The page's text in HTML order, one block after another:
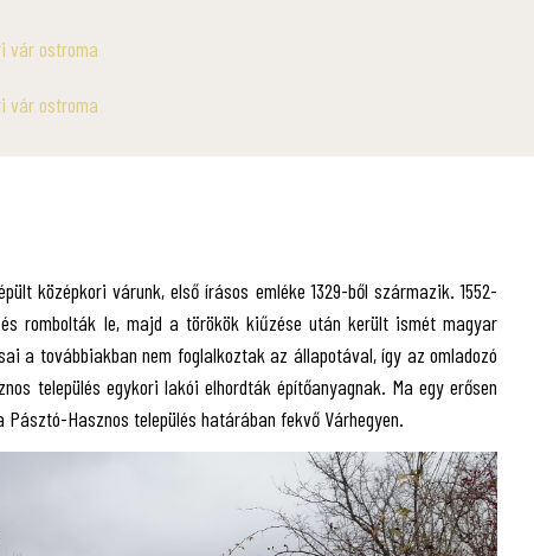
vár ostroma
vár ostroma
középkori várunk, első írásos emléke 1329-ből származik. 1552-
rombolták le, majd a törökök kiűzése után került ismét magyar
a továbbiakban nem foglalkoztak az állapotával, így az omladozó
település egykori lakói elhordták építőanyagnak. Ma egy erősen
Hasznos település határában fekvő Várhegyen.